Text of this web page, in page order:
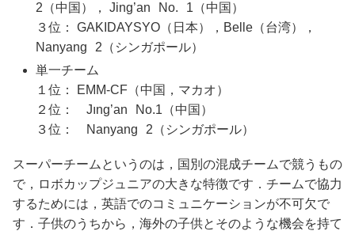
2（中国）， Jing’an No. 1（中国）
３位： GAKIDAYSYO（日本），Belle（台湾），
Nanyang 2（シンガポール）
単一チーム
１位： EMM‐CF（中国，マカオ）
２位： Jıng’an No.1（中国）
３位： Nanyang 2（シンガポール）
スーパーチームというのは，国別の混成チームで競うもの
で，ロボカップジュニアの大きな特徴です．チームで協力
するためには，英語でのコミュニケーションが不可欠で
す．子供のうちから，海外の子供とそのような機会を持て